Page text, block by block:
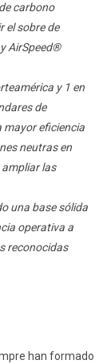
carbono
el sobre de
AirSpeed®
y 1 en
de
mayor eficiencia
neutras en
las
una base sólida
operativa a
reconocidas
han formado